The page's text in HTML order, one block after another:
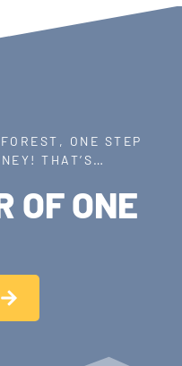
ONE STEP
THAT’S…
OF ONE